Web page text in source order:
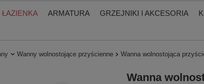
ŁAZIENKA ARMATURA GRZEJNIKI I AKCESORIA
Wanny wolnostojące przyścienne Wanna wolnostojąca
Wanna